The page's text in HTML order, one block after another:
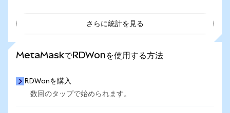
さらに統計を見る
MetaMaskでRDWonを使用する方法
RDWonを購入
数回のタップで始められます。